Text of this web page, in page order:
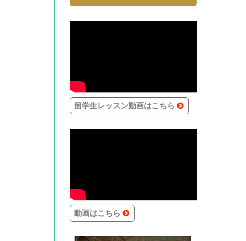
留学生レッスン動画はこちら
動画はこちら